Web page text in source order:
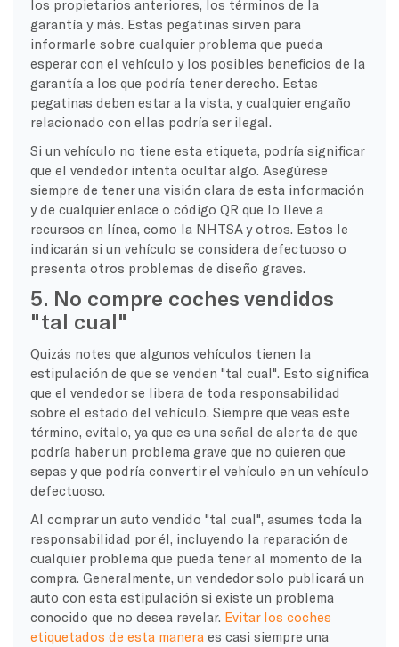
los propietarios anteriores, los términos de la
garantía y más. Estas pegatinas sirven para
informarle sobre cualquier problema que pueda
esperar con el vehículo y los posibles beneficios de la
garantía a los que podría tener derecho. Estas
pegatinas deben estar a la vista, y cualquier engaño
relacionado con ellas podría ser ilegal.
Si un vehículo no tiene esta etiqueta, podría significar
que el vendedor intenta ocultar algo. Asegúrese
siempre de tener una visión clara de esta información
y de cualquier enlace o código QR que lo lleve a
recursos en línea, como la NHTSA y otros. Estos le
indicarán si un vehículo se considera defectuoso o
presenta otros problemas de diseño graves.
5. No compre coches vendidos
"tal cual"
Quizás notes que algunos vehículos tienen la
estipulación de que se venden "tal cual". Esto significa
que el vendedor se libera de toda responsabilidad
sobre el estado del vehículo. Siempre que veas este
término, evítalo, ya que es una señal de alerta de que
podría haber un problema grave que no quieren que
sepas y que podría convertir el vehículo en un vehículo
defectuoso.
Al comprar un auto vendido "tal cual", asumes toda la
responsabilidad por él, incluyendo la reparación de
cualquier problema que pueda tener al momento de la
compra. Generalmente, un vendedor solo publicará un
auto con esta estipulación si existe un problema
conocido que no desea revelar. Evitar los coches
etiquetados de esta maneraes casi siempre una